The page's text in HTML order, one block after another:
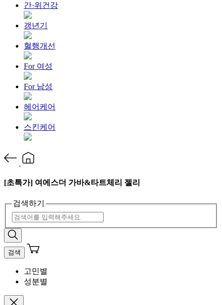
간·위건강
갱년기
혈행개선
For 여성
For 남성
헤어케어
스킨케어
[초특가] 여에스더 가바&타트체리 젤리
검색하기
검색
고민별
성분별